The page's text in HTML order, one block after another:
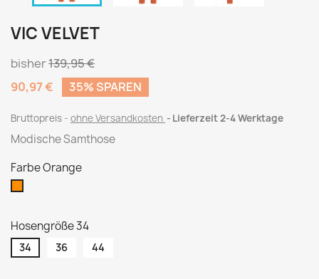
VIC VELVET
bisher139,95 €
90,97 €
35% SPAREN
Bruttopreis ohne Versandkosten Lieferzeit 2-4 Werktage
Modische Samthose
Farbe Orange
Hosengröße 34
34 36 44